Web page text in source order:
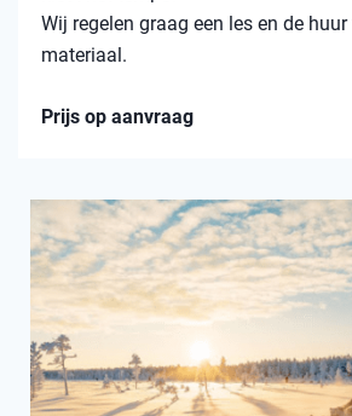
Wij regelen graag een les en de
materiaal.
Prijs op aanvraag